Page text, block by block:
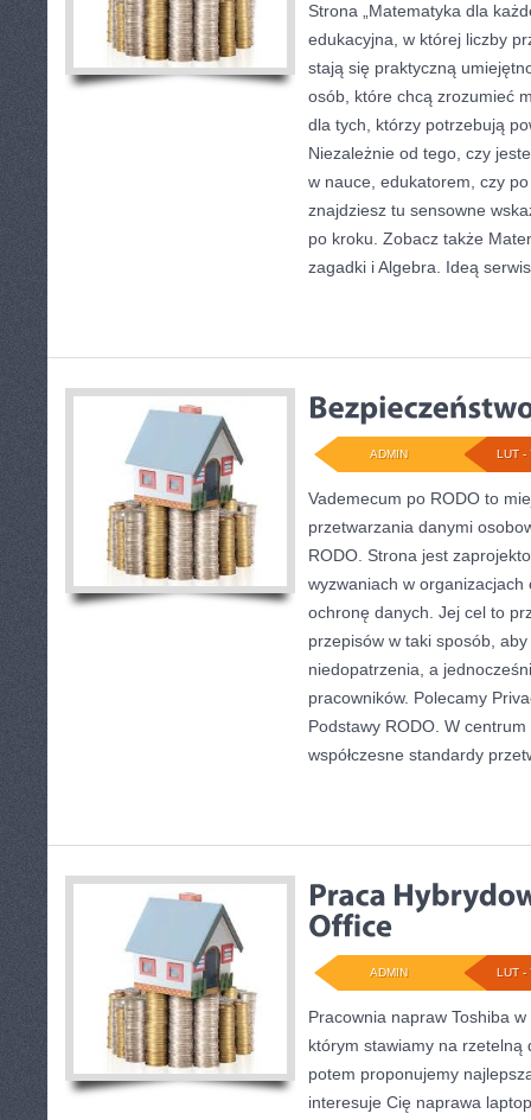
Strona „Matematyka dla
edukacyjna, w której liczby
stają się praktyczną
osób, które chcą zrozumieć
dla tych, którzy potrzebują
Niezależnie od tego, czy
w nauce, edukatorem, czy
znajdziesz tu sensowne
po kroku. Zobacz także
zagadki i Algebra. Ideą
LUT -
ADMIN
Vademecum po RODO to
przetwarzania danymi
RODO. Strona jest
wyzwaniach w organizacjach
ochronę danych. Jej cel to
przepisów w taki sposób,
niedopatrzenia, a
pracowników. Polecamy
Podstawy RODO. W
współczesne standardy
LUT -
ADMIN
Pracownia napraw Toshiba
którym stawiamy na rzetelną
potem proponujemy
interesuje Cię naprawa